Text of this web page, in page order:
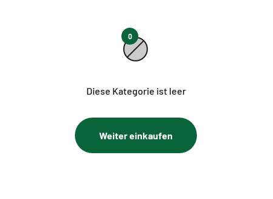
0
Diese Kategorie ist leer
Weiter einkaufen